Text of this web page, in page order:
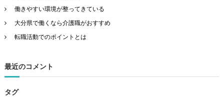
働きやすい環境が整ってきている
大分県で働くなら介護職がおすすめ
転職活動でのポイントとは
最近のコメント
タグ